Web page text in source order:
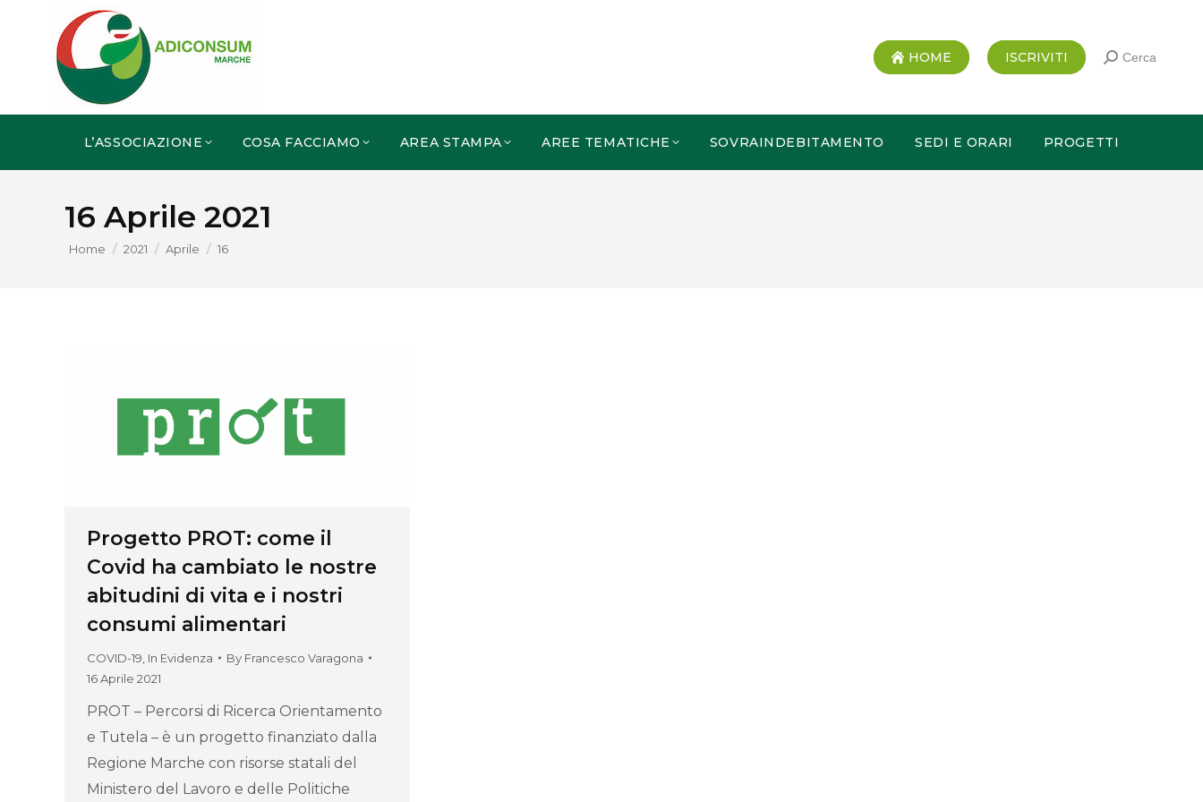
HOME ISCRIVITI Cerca
L’ASSOCIAZIONE COSA FACCIAMO AREA STAMPA AREE TEMATICHE SOVRAINDEBITAMENTO SEDI E ORARI PROGETTI
16 Aprile 2021
You are here:
Home 2021 Aprile 16
Progetto PROT: come il
Covid ha cambiato le nostre
abitudini di vita e i nostri
consumi alimentari
COVID-19 In Evidenza By Francesco Varagona
16 Aprile 2021
PROT – Percorsi di Ricerca Orientamento
e Tutela – è un progetto finanziato dalla
Regione Marche con risorse statali del
Ministero del Lavoro e delle Politiche